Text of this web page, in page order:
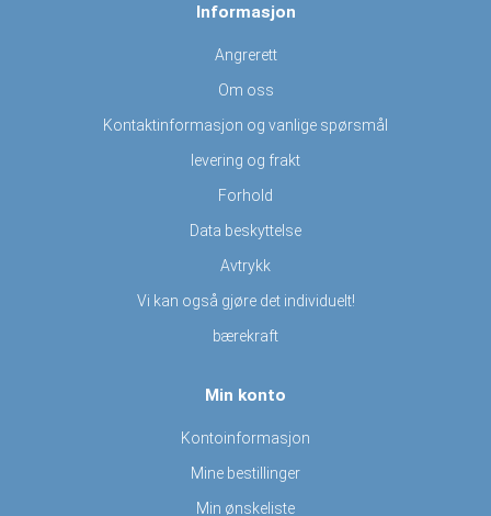
Informasjon
Angrerett
Om oss
Kontaktinformasjon og vanlige spørsmål
levering og frakt
Forhold
Data beskyttelse
Avtrykk
Vi kan også gjøre det individuelt!
bærekraft
Min konto
Kontoinformasjon
Mine bestillinger
Min ønskeliste